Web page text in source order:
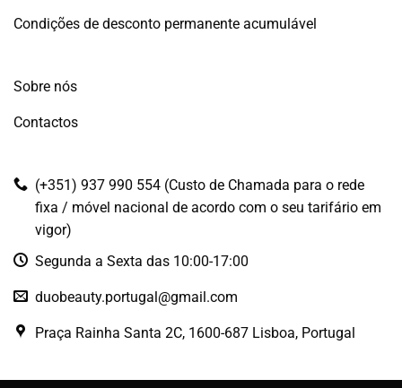
Condições de desconto permanente acumulável
Sobre nós
Contactos
(+351) 937 990 554 (Custo de Chamada para o rede
fixa / móvel nacional de acordo com o seu tarifário em
vigor)
Segunda a Sexta das 10:00-17:00
duobeauty.portugal@gmail.com
Praça Rainha Santa 2C, 1600-687 Lisboa, Portugal